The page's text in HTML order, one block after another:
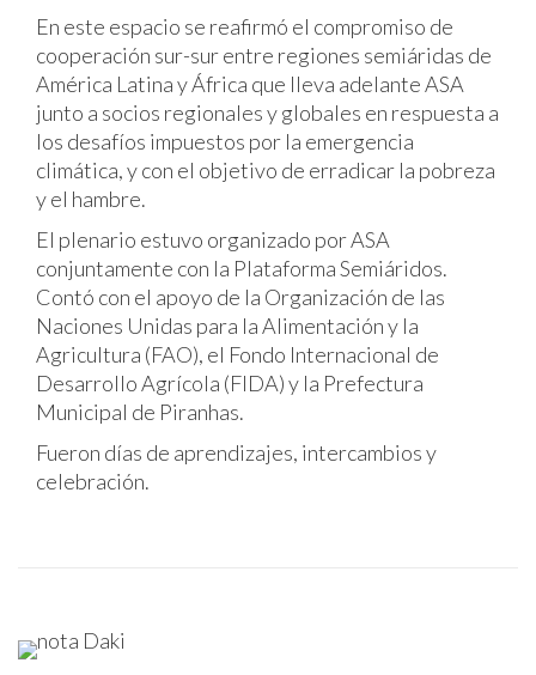
En este espacio se reafirmó el compromiso de
cooperación sur-sur entre regiones semiáridas de
América Latina y África que lleva adelante ASA
junto a socios regionales y globales en respuesta a
los desafíos impuestos por la emergencia
climática, y con el objetivo de erradicar la pobreza
y el hambre.
El plenario estuvo organizado por ASA
conjuntamente con la Plataforma Semiáridos.
Contó con el apoyo de la Organización de las
Naciones Unidas para la Alimentación y la
Agricultura (FAO), el Fondo Internacional de
Desarrollo Agrícola (FIDA) y la Prefectura
Municipal de Piranhas.
Fueron días de aprendizajes, intercambios y
celebración.